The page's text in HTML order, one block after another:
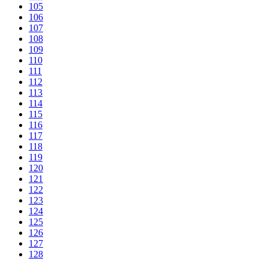
105
106
107
108
109
110
111
112
113
114
115
116
117
118
119
120
121
122
123
124
125
126
127
128